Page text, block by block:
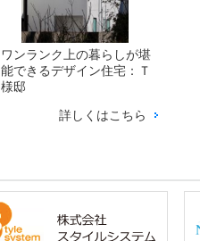
ワンランク上の暮らしが堪
能できるデザイン住宅：Ｔ
様邸
詳しくはこちら